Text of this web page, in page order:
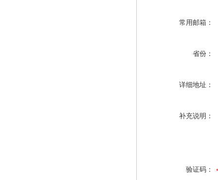
常用邮箱：
省份：
详细地址：
补充说明：
验证码：